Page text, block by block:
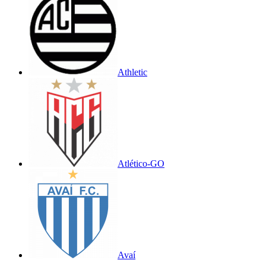
Athletic
Atlético-GO
Avaí